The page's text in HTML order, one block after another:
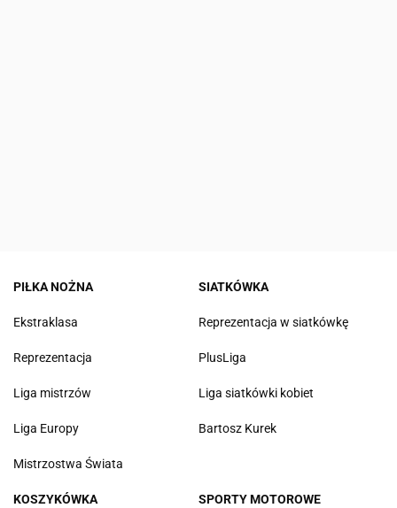
PIŁKA NOŻNA
Ekstraklasa
Reprezentacja
Liga mistrzów
Liga Europy
Mistrzostwa Świata
SIATKÓWKA
Reprezentacja w siatkówkę
PlusLiga
Liga siatkówki kobiet
Bartosz Kurek
KOSZYKÓWKA SPORTY MOTOROWE